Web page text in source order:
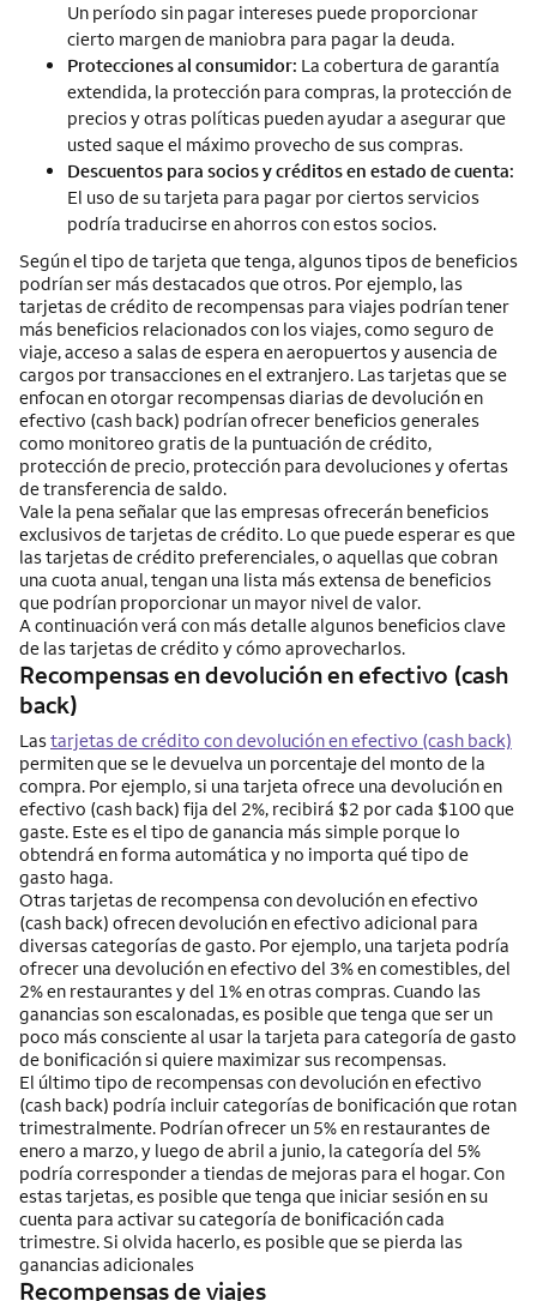
Un período sin pagar intereses puede proporcionar
cierto margen de maniobra para pagar la deuda.
Protecciones al consumidor: La cobertura de garantía
extendida, la protección para compras, la protección de
precios y otras políticas pueden ayudar a asegurar que
usted saque el máximo provecho de sus compras.
Descuentos para socios y créditos en estado de cuenta:
El uso de su tarjeta para pagar por ciertos servicios
podría traducirse en ahorros con estos socios.
Según el tipo de tarjeta que tenga, algunos tipos de beneficios
podrían ser más destacados que otros. Por ejemplo, las
tarjetas de crédito de recompensas para viajes podrían tener
más beneficios relacionados con los viajes, como seguro de
viaje, acceso a salas de espera en aeropuertos y ausencia de
cargos por transacciones en el extranjero. Las tarjetas que se
enfocan en otorgar recompensas diarias de devolución en
efectivo (cash back) podrían ofrecer beneficios generales
como monitoreo gratis de la puntuación de crédito,
protección de precio, protección para devoluciones y ofertas
de transferencia de saldo.
Vale la pena señalar que las empresas ofrecerán beneficios
exclusivos de tarjetas de crédito. Lo que puede esperar es que
las tarjetas de crédito preferenciales, o aquellas que cobran
una cuota anual, tengan una lista más extensa de beneficios
que podrían proporcionar un mayor nivel de valor.
A continuación verá con más detalle algunos beneficios clave
de las tarjetas de crédito y cómo aprovecharlos.
Recompensas en devolución en efectivo (cash
back)
Lastarjetas de crédito con devolución en efectivo (cash back)
permiten que se le devuelva un porcentaje del monto de la
compra. Por ejemplo, si una tarjeta ofrece una devolución en
efectivo (cash back) fija del 2%, recibirá $2 por cada $100 que
gaste. Este es el tipo de ganancia más simple porque lo
obtendrá en forma automática y no importa qué tipo de
gasto haga.
Otras tarjetas de recompensa con devolución en efectivo
(cash back) ofrecen devolución en efectivo adicional para
diversas categorías de gasto. Por ejemplo, una tarjeta podría
ofrecer una devolución en efectivo del 3% en comestibles, del
2% en restaurantes y del 1% en otras compras. Cuando las
ganancias son escalonadas, es posible que tenga que ser un
poco más consciente al usar la tarjeta para categoría de gasto
de bonificación si quiere maximizar sus recompensas.
El último tipo de recompensas con devolución en efectivo
(cash back) podría incluir categorías de bonificación que rotan
trimestralmente. Podrían ofrecer un 5% en restaurantes de
enero a marzo, y luego de abril a junio, la categoría del 5%
podría corresponder a tiendas de mejoras para el hogar. Con
estas tarjetas, es posible que tenga que iniciar sesión en su
cuenta para activar su categoría de bonificación cada
trimestre. Si olvida hacerlo, es posible que se pierda las
ganancias adicionales
Recompensas de viajes